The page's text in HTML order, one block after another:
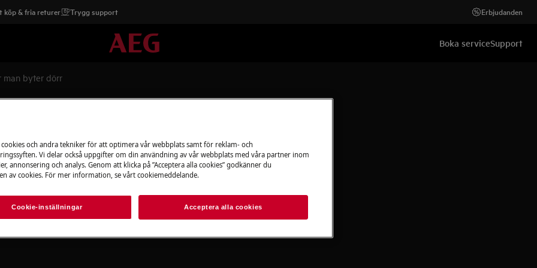
köp & fria returer Trygg support Erbjudanden
Boka serviceSupport
man byter dörr
är det nödvändigt att två
och andra tekniker för att optimera vår webbplats samt för reklam- och
Vi delar också uppgifter om din användning av vår webbplats med våra partner inom
annonsering och analys. Genom att klicka på ”Acceptera alla cookies” godkänner du
av cookies. För mer information, se vårt cookiemeddelande.
Cookie-inställningar Acceptera alla cookies